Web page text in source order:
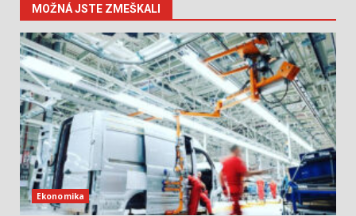
MOŽNÁ JSTE ZMEŠKALI
Ekonomika